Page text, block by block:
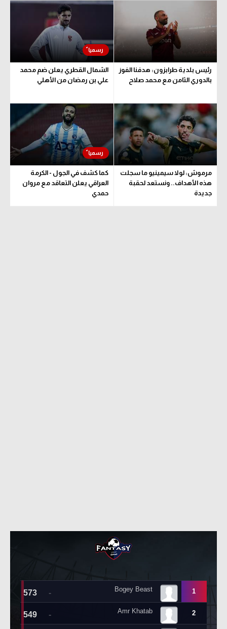
أمريكا
Gamers
ميركاتو
تحقيق في الجول
تقرير في الجول
تحليل في الجول
رئيس بلدية طرابزون: هدفنا الفوز
بالدوري الثامن مع محمد صلاح
الشمال القطري يعلن ضم محمد
علي بن رمضان من الأهلي
مرموش: لولا سيمينيو ما سجلت
هذه الأهداف.. ونستعد لحقبة
جديدة
كما كشف في الجول - الكرمة
العراقي يعلن التعاقد مع مروان
حمدي